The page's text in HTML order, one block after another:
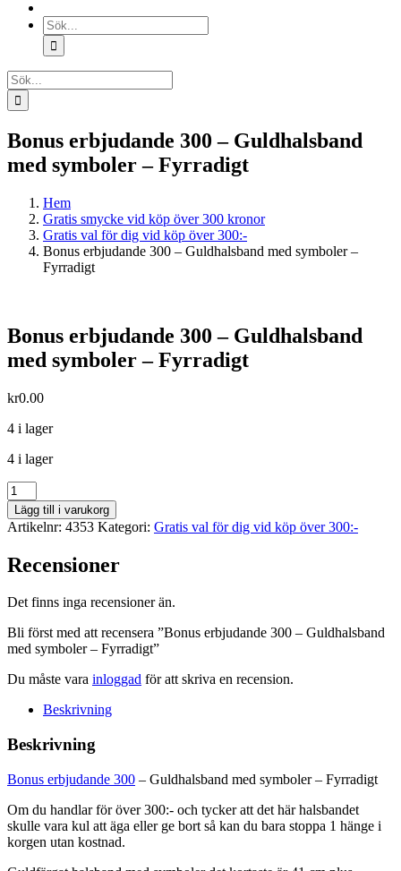
Sök
efter:
Sök
efter:
Bonus erbjudande 300 – Guldhalsband
med symboler – Fyrradigt
Hem
Gratis smycke vid köp över 300 kronor
Gratis val för dig vid köp över 300:-
Bonus erbjudande 300 – Guldhalsband med symboler –
Fyrradigt
Bonus erbjudande 300 – Guldhalsband
med symboler – Fyrradigt
kr0.00
4 i lager
4 i lager
Bonus
erbjudande
300
-
med
-
mängd
Lägg till i varukorg
Artikelnr: 4353 Kategori: Gratis val för dig vid köp över 300:-
Recensioner
Det finns inga recensioner än.
Bli först med att recensera ”Bonus erbjudande 300 – Guldhalsband
med symboler – Fyrradigt”
Du måste vara inloggad för att skriva en recension.
Beskrivning
Beskrivning
Bonus erbjudande 300 – Guldhalsband med symboler – Fyrradigt
Om du handlar för över 300:- och tycker att det här halsbandet
skulle vara kul att äga eller ge bort så kan du bara stoppa 1 hänge i
korgen utan kostnad.